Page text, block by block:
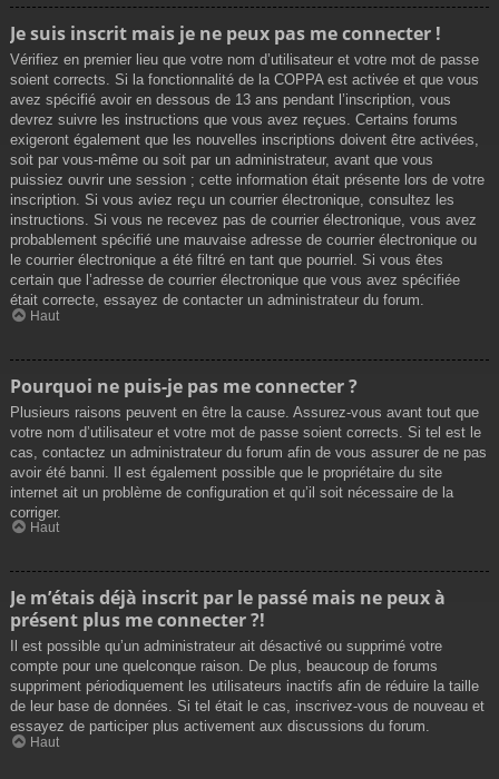
Je suis inscrit mais je ne peux pas me connecter !
Vérifiez en premier lieu que votre nom d’utilisateur et votre mot de passe
soient corrects. Si la fonctionnalité de la COPPA est activée et que vous
avez spécifié avoir en dessous de 13 ans pendant l’inscription, vous
devrez suivre les instructions que vous avez reçues. Certains forums
exigeront également que les nouvelles inscriptions doivent être activées,
soit par vous-même ou soit par un administrateur, avant que vous
puissiez ouvrir une session ; cette information était présente lors de votre
inscription. Si vous aviez reçu un courrier électronique, consultez les
instructions. Si vous ne recevez pas de courrier électronique, vous avez
probablement spécifié une mauvaise adresse de courrier électronique ou
le courrier électronique a été filtré en tant que pourriel. Si vous êtes
certain que l’adresse de courrier électronique que vous avez spécifiée
était correcte, essayez de contacter un administrateur du forum.
Haut
Pourquoi ne puis-je pas me connecter ?
Plusieurs raisons peuvent en être la cause. Assurez-vous avant tout que
votre nom d’utilisateur et votre mot de passe soient corrects. Si tel est le
cas, contactez un administrateur du forum afin de vous assurer de ne pas
avoir été banni. Il est également possible que le propriétaire du site
internet ait un problème de configuration et qu’il soit nécessaire de la
corriger.
Haut
Je m’étais déjà inscrit par le passé mais ne peux à
présent plus me connecter ?!
Il est possible qu’un administrateur ait désactivé ou supprimé votre
compte pour une quelconque raison. De plus, beaucoup de forums
suppriment périodiquement les utilisateurs inactifs afin de réduire la taille
de leur base de données. Si tel était le cas, inscrivez-vous de nouveau et
essayez de participer plus activement aux discussions du forum.
Haut